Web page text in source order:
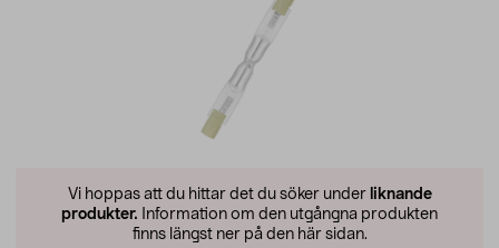
Vi hoppas att du hittar det du söker under liknande
produkter. Information om den utgångna produkten
finns längst ner på den här sidan.